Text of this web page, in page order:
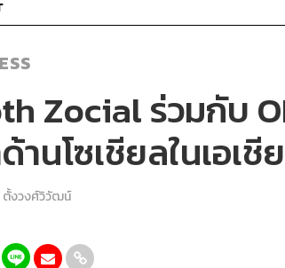
Zocial ร่วมกับ
านโซเชียลในเอเ
งวงศ์วิวัฒน์